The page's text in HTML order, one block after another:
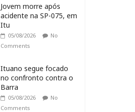
Jovem morre após
acidente na SP-075, em
Itu
05/08/2026
No
Comments
Ituano segue focado
no confronto contra o
Barra
05/08/2026
No
Comments